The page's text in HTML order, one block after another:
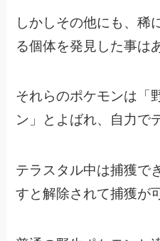
しかしその他にも、稀
る個体を発見した事は
それらのポケモンは「
ン」とよばれ、 自力で
テラスタル中は捕獲で
すと解除されて捕獲が